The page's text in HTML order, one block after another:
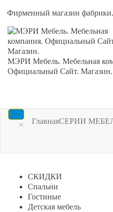
Фирменный магазин фабрики.
МЭРИ Мебель. Мебельная
Официальный Сайт. Магазин.
× ГлавнаяСЕРИИ
СКИДКИ
Спальни
Гостиные
Детская мебель